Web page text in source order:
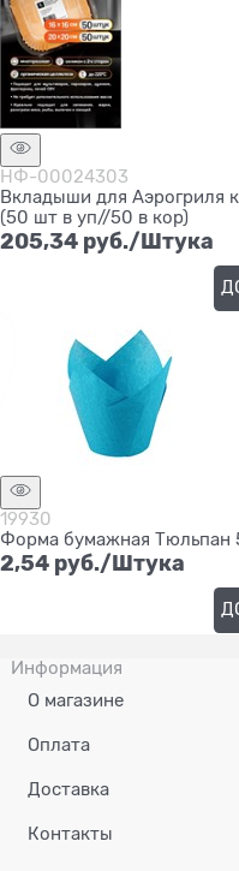
НФ-00024303
Вкладыши для Аэрогриля
(50 шт в уп//50 в кор)
205,34 руб./Штука
19930
Форма бумажная Тюльпан
2,54 руб./Штука
Информация
О магазине
Оплата
Доставка
Контакты